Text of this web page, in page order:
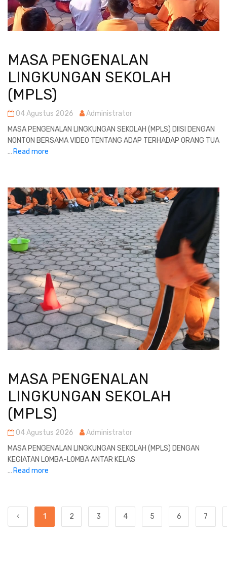
MASA PENGENALAN
LINGKUNGAN SEKOLAH
(MPLS)
04 Agustus 2026
Administrator
MASA PENGENALAN LINGKUNGAN SEKOLAH (MPLS) DIISI DENGAN
NONTON BERSAMA VIDEO TENTANG ADAP TERHADAP ORANG TUA
... Read more
MASA PENGENALAN
LINGKUNGAN SEKOLAH
(MPLS)
04 Agustus 2026
Administrator
MASA PENGENALAN LINGKUNGAN SEKOLAH (MPLS) DENGAN
KEGIATAN LOMBA-LOMBA ANTAR KELAS
... Read more
1 2 3 4 5 6 7